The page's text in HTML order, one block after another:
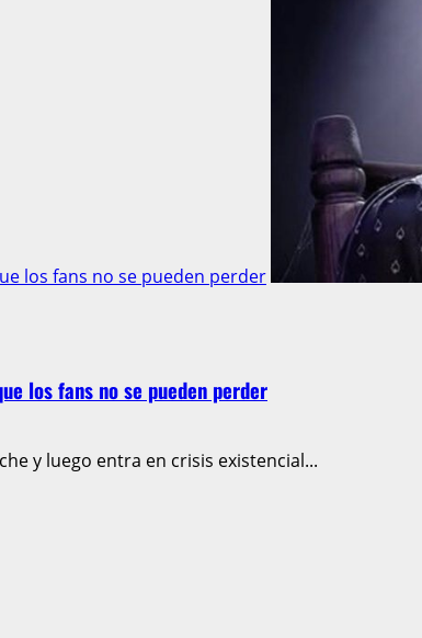
los fans no se pueden perder
los fans no se pueden perder
y luego entra en crisis existencial...